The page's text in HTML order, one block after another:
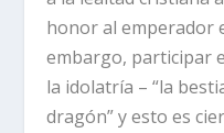
honor al emperador
embargo, participar
la idolatría – “la
dragón” y esto es